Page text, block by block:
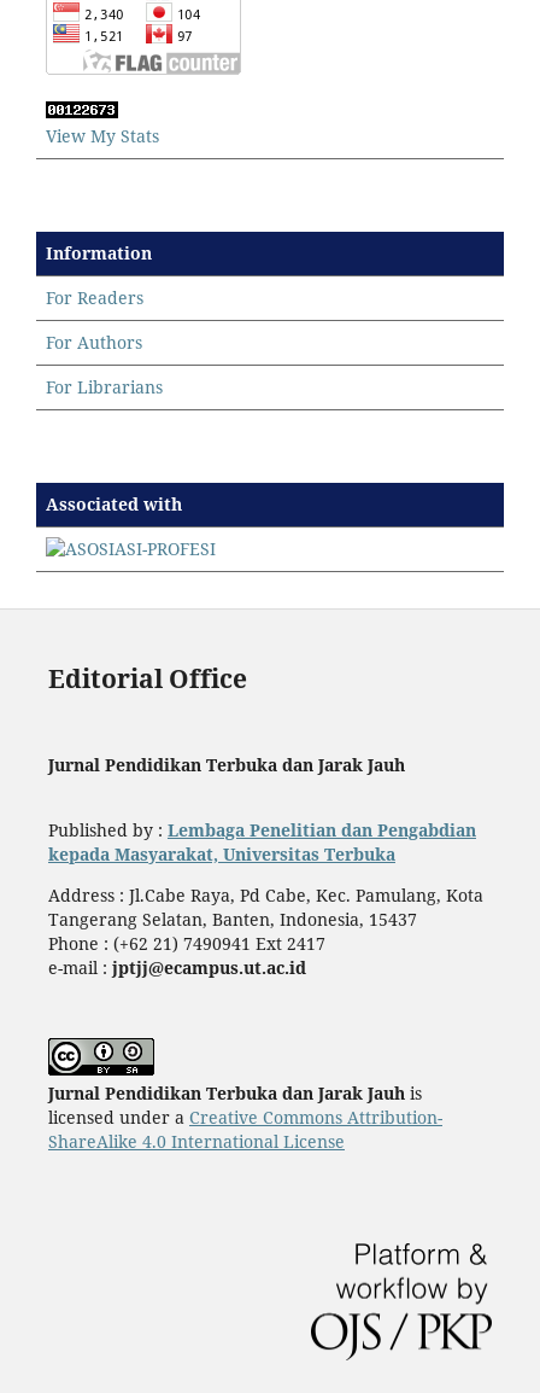
View My Stats
Information
For Readers
For Authors
For Librarians
Associated with
Editorial Office
Jurnal Pendidikan Terbuka dan Jarak Jauh
Published by : Lembaga Penelitian dan Pengabdian
kepada Masyarakat, Universitas Terbuka
Address : Jl.Cabe Raya, Pd Cabe, Kec. Pamulang, Kota
Tangerang Selatan, Banten, Indonesia, 15437
Phone : (+62 21) 7490941 Ext 2417
e-mail : jptjj@ecampus.ut.ac.id
Jurnal Pendidikan Terbuka dan Jarak Jauh is
licensed under a Creative Commons Attribution-
ShareAlike 4.0 International License